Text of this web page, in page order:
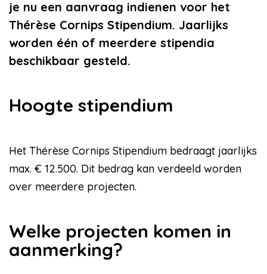
je nu een aanvraag indienen voor het
Thérèse Cornips Stipendium. Jaarlijks
worden één of meerdere stipendia
beschikbaar gesteld.
Hoogte stipendium
Het Thérèse Cornips Stipendium bedraagt jaarlijks
max. € 12.500. Dit bedrag kan verdeeld worden
over meerdere projecten.
Welke projecten komen in
aanmerking?